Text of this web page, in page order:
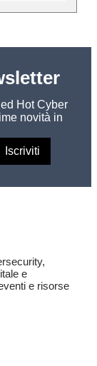
Hot Cyber
novità in
e
e risorse